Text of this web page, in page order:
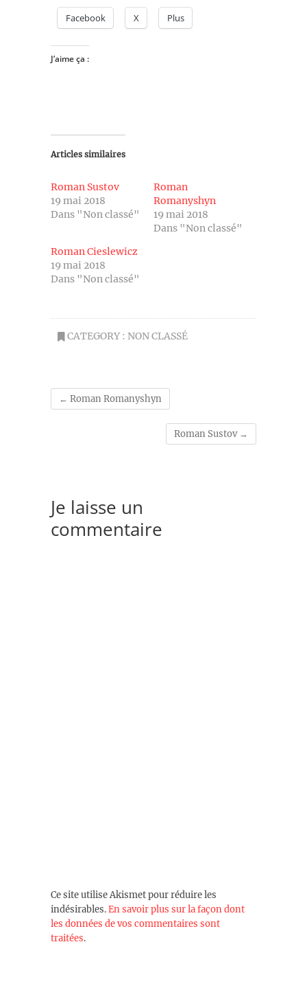
Facebook X Plus
J’aime ça :
Articles similaires
Roman Sustov
19 mai 2018
Dans "Non classé"
Roman
Romanyshyn
19 mai 2018
Dans "Non classé"
Roman Cieslewicz
19 mai 2018
Dans "Non classé"
CATEGORY : NON CLASSÉ
← Roman Romanyshyn
Roman Sustov →
Je laisse un
commentaire
Ce site utilise Akismet pour réduire les
indésirables.En savoir plus sur la façon dont
les données de vos commentaires sont
traitées.